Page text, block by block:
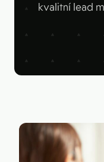
kvalitní lead